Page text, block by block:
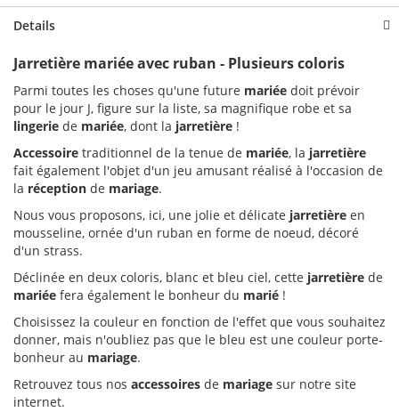
Details
Jarretière mariée avec ruban - Plusieurs coloris
Parmi toutes les choses qu'une future mariée doit prévoir
pour le jour J, figure sur la liste, sa magnifique robe et sa
lingerie de mariée, dont la jarretière !
Accessoire traditionnel de la tenue de mariée, la jarretière
fait également l'objet d'un jeu amusant réalisé à l'occasion de
la réception de mariage.
Nous vous proposons, ici, une jolie et délicate jarretière en
mousseline, ornée d'un ruban en forme de noeud, décoré
d'un strass.
Déclinée en deux coloris, blanc et bleu ciel, cette jarretière de
mariée fera également le bonheur du marié !
Choisissez la couleur en fonction de l'effet que vous souhaitez
donner, mais n'oubliez pas que le bleu est une couleur porte-
bonheur au mariage.
Retrouvez tous nos accessoires de mariage sur notre site
internet.